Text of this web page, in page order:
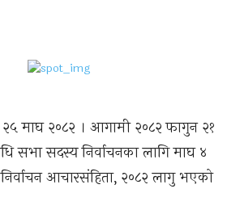
माघ २०८२ । आगामी २०८२ फागुन २१
सभा सदस्य निर्वाचनका लागि माघ ४
आचारसंहिता, २०८२ लागु भएको